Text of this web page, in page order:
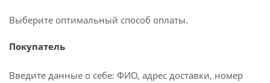
Выберите оптимальный способ оплаты.
Покупатель
Введите данные о себе: ФИО, адрес доставки, номер